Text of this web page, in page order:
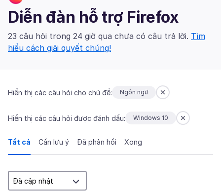
Diễn đàn hỗ trợ Firefox
23 câu hỏi trong 24 giờ qua chưa có câu trả lời. Tìm
hiểu cách giải quyết chúng!
Hiển thị các câu hỏi cho chủ đề: Ngôn ngữ
Hiển thị các câu hỏi được đánh dấu: Windows 10
Tất cả Cần lưu ý Đã phản hồi Xong